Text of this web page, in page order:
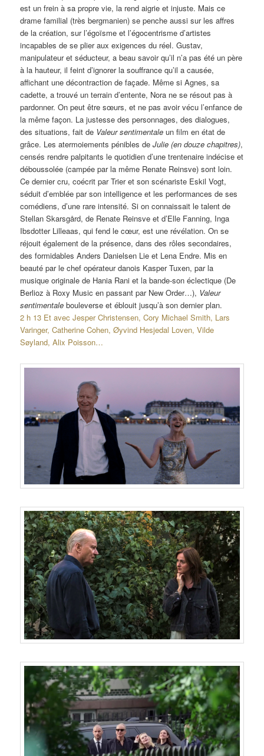
est un frein à sa propre vie, la rend aigrie et injuste. Mais ce
drame familial (très bergmanien) se penche aussi sur les affres
de la création, sur l’égoïsme et l’égocentrisme d’artistes
incapables de se plier aux exigences du réel. Gustav,
manipulateur et séducteur, a beau savoir qu’il n’a pas été un père
à la hauteur, il feint d’ignorer la souffrance qu’il a causée,
affichant une décontraction de façade. Même si Agnes, sa
cadette, a trouvé un terrain d’entente, Nora ne se résout pas à
pardonner. On peut être sœurs, et ne pas avoir vécu l’enfance de
la même façon. La justesse des personnages, des dialogues,
des situations, fait de Valeur sentimentale un film en état de
grâce. Les atermoiements pénibles deJulie (en douze chapitres),
censés rendre palpitants le quotidien d’une trentenaire indécise et
déboussolée (campée par la même Renate Reinsve) sont loin.
Ce dernier cru, coécrit par Trier et son scénariste Eskil Vogt,
séduit d’emblée par son intelligence et les performances de ses
comédiens, d’une rare intensité. Si on connaissait le talent de
Stellan Skarsgård, de Renate Reinsve et d’Elle Fanning, Inga
Ibsdotter Lilleaas, qui fend le cœur, est une révélation. On se
réjouit également de la présence, dans des rôles secondaires,
des formidables Anders Danielsen Lie et Lena Endre. Mis en
beauté par le chef opérateur danois Kasper Tuxen, par la
musique originale de Hania Rani et la bande-son éclectique (De
Berlioz à Roxy Music en passant par New Order…), Valeur
sentimentale bouleverse et éblouit jusqu’à son dernier plan.
2 h 13 Et avec Jesper Christensen, Cory Michael Smith, Lars
Varinger, Catherine Cohen, Øyvind Hesjedal Loven, Vilde
Søyland, Alix Poisson…